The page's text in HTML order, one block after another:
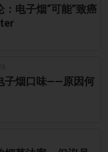
电子烟“可能”致癌
子烟口味——原因何